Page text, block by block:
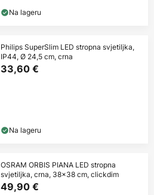
Na lageru
Philips SuperSlim LED stropna svjetiljka,
IP44, Ø 24,5 cm, crna
33,60 €
Na lageru
OSRAM ORBIS PIANA LED stropna
svjetiljka, crna, 38x38 cm, clickdim
49,90 €